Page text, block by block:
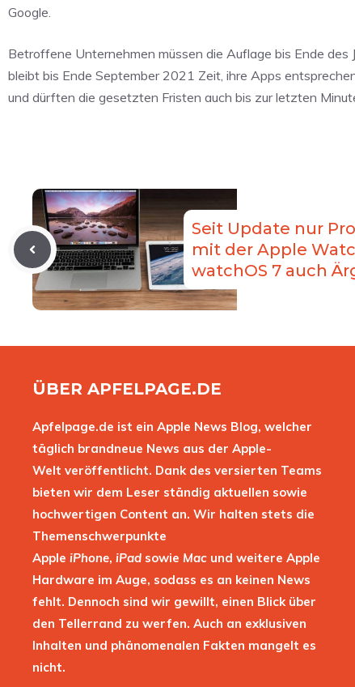
Google.
Betroffene Unternehmen müssen die Auflage bis Ende
bleibt bis Ende September 2021 Zeit, ihre Apps
und dürften die gesetzten Fristen auch bis zur letzten
Seit Update nur
mit der Apple
watchOS 7 auch
ÜBER APFELPAGE.DE
Apfelpage.de ist ein Apple News Blog, welcher
täglich brandneue News aus der Apple-
Welt veröffentlicht. Dank des versierten Teams
bieten wir dem Leser ständig aktuellen sowie
hochwertigen Content an. Wir halten stets die
Themenschwerpunkte
Apple iPhone, iPad sowie Mac und weitere Apple
Hardware im Auge, sodass es an keinen News
fehlt. Dennoch sind wir gewillt, einen Blick über
den Tellerrand zu werfen. Auch an exklusiven
Inhalten und phänomenalen Fakten mangelt es
nicht.